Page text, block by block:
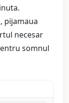
pijamaua
necesar
somnul